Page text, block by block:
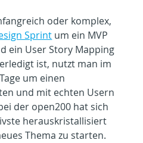
oder komplex,
Sprint um ein MVP
ein User Story Mapping
ist, nutzt man im
um einen
und mit echten Usern
der open200 hat sich
herauskristallisiert
Thema zu starten.